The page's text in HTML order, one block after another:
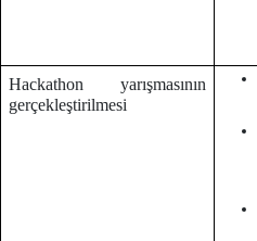
Hackathon yarışmasının
gerçekleştirilmesi